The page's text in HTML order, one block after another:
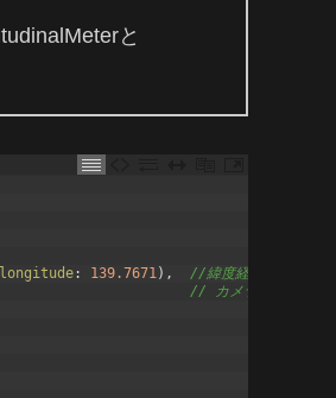
と
longitude : 139.7671) ,
//緯度経度、東京駅
// カメラ範囲または